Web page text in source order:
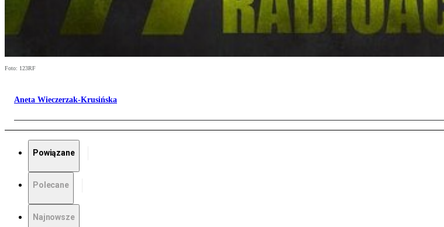
Foto: 123RF
Aneta Wieczerzak-Krusińska
Powiązane
Polecane
Najnowsze